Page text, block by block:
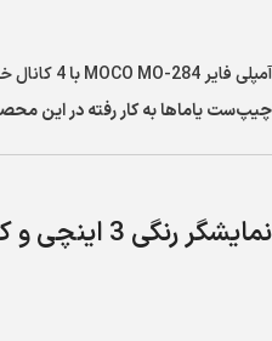
آمپلی فایر MOCO MO-284 با4 کانال خروجی 30 واتی RMS
چیپ‌ست یاماها به کار رفته در این
نمایشگر رنگی 3 اینچی و کنترل لمسی